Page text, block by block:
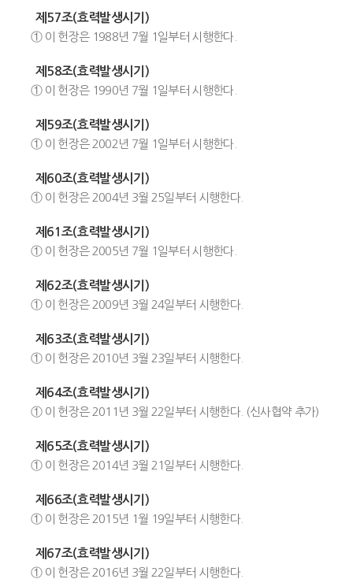
제57조(효력발생시기)
① 이 헌장은 1988년 7월 1일부터 시행한다.
제58조(효력발생시기)
① 이 헌장은 1990년 7월 1일부터 시행한다.
제59조(효력발생시기)
① 이 헌장은 2002년 7월 1일부터 시행한다.
제60조(효력발생시기)
① 이 헌장은 2004년 3월 25일부터 시행한다.
제61조(효력발생시기)
① 이 헌장은 2005년 7월 1일부터 시행한다.
제62조(효력발생시기)
① 이 헌장은 2009년 3월 24일부터 시행한다.
제63조(효력발생시기)
① 이 헌장은 2010년 3월 23일부터 시행한다.
제64조(효력발생시기)
① 이 헌장은 2011년 3월 22일부터 시행한다. (신사협약 추가)
제65조(효력발생시기)
① 이 헌장은 2014년 3월 21일부터 시행한다.
제66조(효력발생시기)
① 이 헌장은 2015년 1월 19일부터 시행한다.
제67조(효력발생시기)
① 이 헌장은 2016년 3월 22일부터 시행한다.